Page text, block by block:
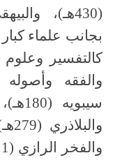
بجانب علماء
كالتفسير وعلوم
والفقه وأصوله